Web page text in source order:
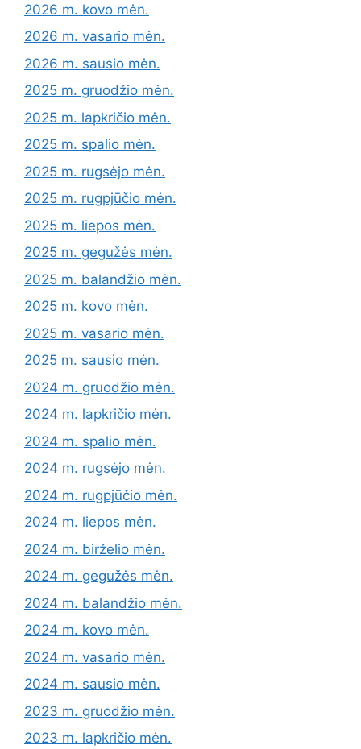
2026 m. kovo mėn.
2026 m. vasario mėn.
2026 m. sausio mėn.
2025 m. gruodžio mėn.
2025 m. lapkričio mėn.
2025 m. spalio mėn.
2025 m. rugsėjo mėn.
2025 m. rugpjūčio mėn.
2025 m. liepos mėn.
2025 m. gegužės mėn.
2025 m. balandžio mėn.
2025 m. kovo mėn.
2025 m. vasario mėn.
2025 m. sausio mėn.
2024 m. gruodžio mėn.
2024 m. lapkričio mėn.
2024 m. spalio mėn.
2024 m. rugsėjo mėn.
2024 m. rugpjūčio mėn.
2024 m. liepos mėn.
2024 m. birželio mėn.
2024 m. gegužės mėn.
2024 m. balandžio mėn.
2024 m. kovo mėn.
2024 m. vasario mėn.
2024 m. sausio mėn.
2023 m. gruodžio mėn.
2023 m. lapkričio mėn.